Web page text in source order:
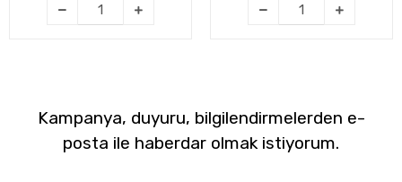
Kampanya, duyuru, bilgilendirmelerden e-
posta ile haberdar olmak istiyorum.